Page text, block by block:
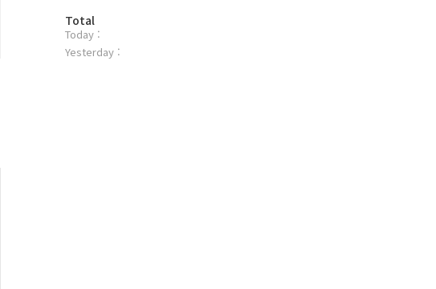
방
문
자
Total
Today :
Yesterday :